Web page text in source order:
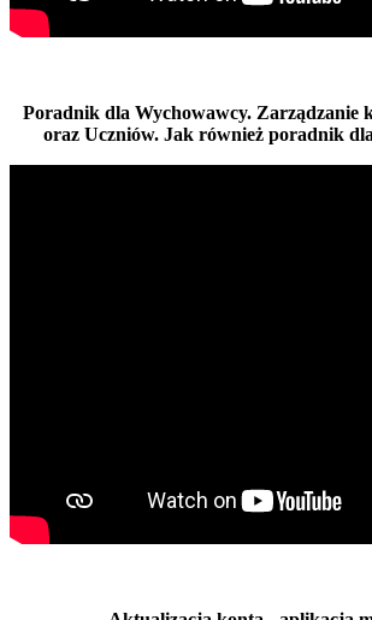
Poradnik dla Wychowawcy. Zarządzanie
oraz Uczniów. Jak również poradnik